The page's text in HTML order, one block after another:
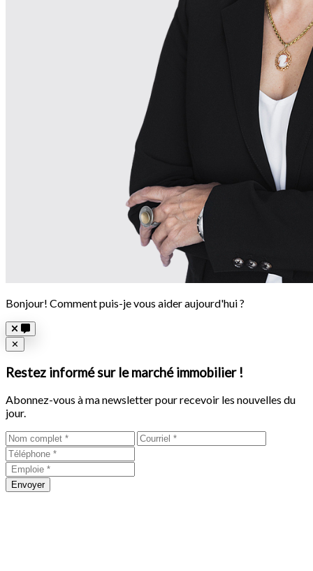
Bonjour! Comment puis-je vous aider aujourd'hui ?
Close
✕
Restez informé sur le marché immobilier !
Abonnez-vous à ma newsletter pour recevoir les nouvelles du
jour.
Envoyer